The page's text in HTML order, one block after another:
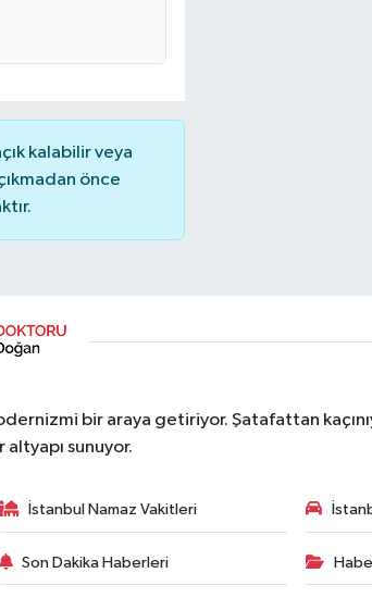
kalabilir veya
önce
bir araya getiriyor. Şatafattan
sunuyor.
İstanbul Namaz Vakitleri
Son Dakika Haberleri